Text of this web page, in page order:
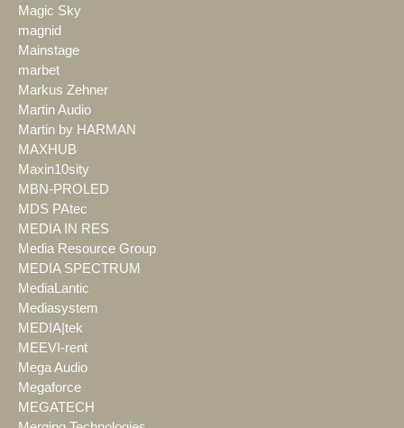
Magic Sky
magnid
Mainstage
marbet
Markus Zehner
Martin Audio
Martin by HARMAN
MAXHUB
Maxin10sity
MBN-PROLED
MDS PAtec
MEDIA IN RES
Media Resource Group
MEDIA SPECTRUM
MediaLantic
Mediasystem
MEDIA|tek
MEEVI-rent
Mega Audio
Megaforce
MEGATECH